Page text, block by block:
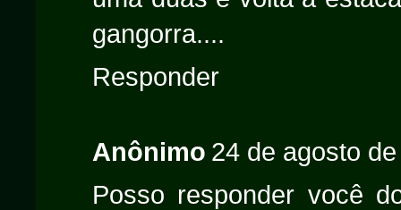
gangorra....
Responder
Anônimo 24 de agosto
Posso responder você